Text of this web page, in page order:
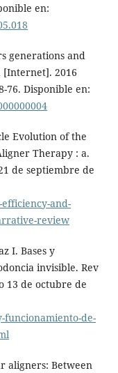
en:
generations and
[Internet]. 2016
76. Disponible en:
Evolution of the
Therapy : a.
de septiembre de
and-
review
I. Bases y
invisible. Rev
13 de octubre de
funcionamiento-de-
aligners: Between